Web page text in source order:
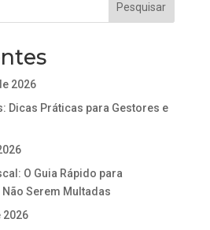
2026
Dicas Práticas para Gestores e
O Guia Rápido para
Serem Multadas
2026